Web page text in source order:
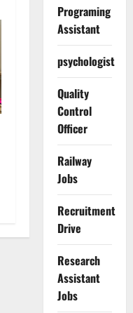
Programing
Assistant
psychologist
Quality
Control
Officer
Railway
Jobs
Recruitment
Drive
Research
Assistant
Jobs